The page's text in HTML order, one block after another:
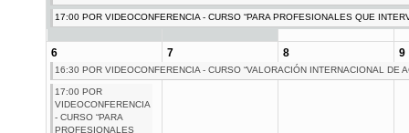
17:00 POR VIDEOCONFERENCIA - CURSO “PARA PROFESIONALES QUE
6 7 8 9
16:30 POR VIDEOCONFERENCIA - CURSO “VALORACIÓN INTERNACIONAL DE
17:00 POR
VIDEOCONFERENCIA
- CURSO “PARA
PROFESIONALES